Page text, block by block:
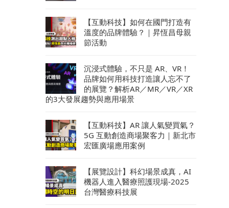
【互動科技】如何在國門打造有
溫度的品牌體驗？｜昇恆昌母親
節活動
沉浸式體驗，不只是 AR、VR！
品牌如何用科技打造讓人忘不了
的展覽？解析AR／MR／VR／XR
的3大發展趨勢與應用場景
【互動科技】AR 讓人氣變買氣？
5G 互動創造商場聚客力｜新北市
宏匯廣場應用案例
【展覽設計】科幻場景成真，AI
機器人進入醫療照護現場-2025
台灣醫療科技展